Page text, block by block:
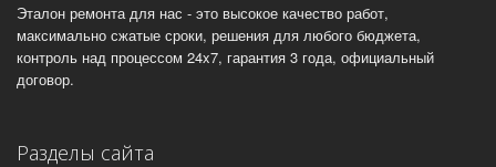
Эталон ремонта для нас - это высокое качество работ,
максимально сжатые сроки, решения для любого бюджета,
контроль над процессом 24x7, гарантия 3 года, официальный
договор.
Разделы сайта